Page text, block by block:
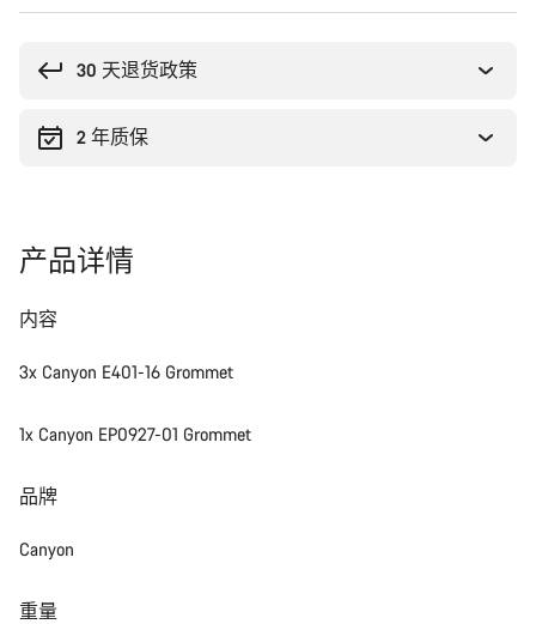
30 天退货政策
2 年质保
产品详情
内容
3x Canyon E401-16 Grommet
1x Canyon EP0927-01 Grommet
品牌
Canyon
重量